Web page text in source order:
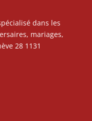
dans les
mariages,
28 1131